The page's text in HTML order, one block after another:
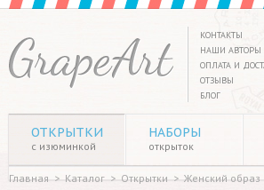
КОНТАКТЫ
НАШИ АВТОРЫ
ОПЛАТА И
ОТЗЫВЫ
БЛОГ
ОТКРЫТКИ
с изюминкой
НАБОРЫ
открыток
Главная > Каталог > Открытки > Женский образ